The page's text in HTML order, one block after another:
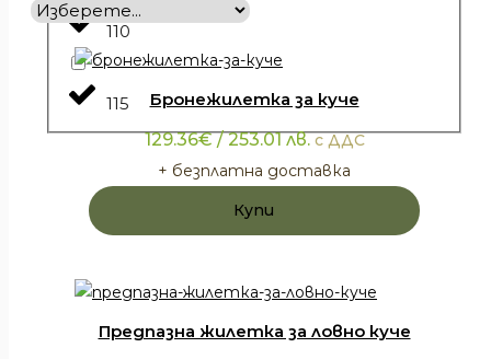
110
115
Бронежилетка за куче
129.36€/ 253.01 лв.с ДДС
+ безплатна доставка
Купи
Предпазна жилетка за ловно куче